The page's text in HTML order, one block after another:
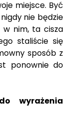
miejsce. Być
nie będzie
w nim, ta cisza
staliście się
sposób z
ponownie do
wyrażenia